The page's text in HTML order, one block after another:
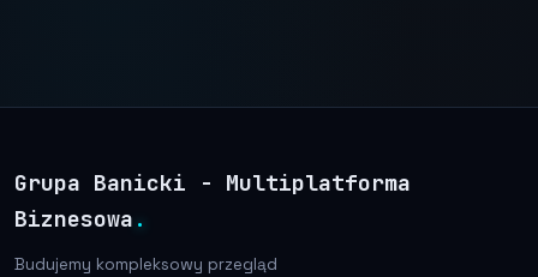
Grupa Banicki - Multiplatforma
Biznesowa .
Budujemy kompleksowy przegląd